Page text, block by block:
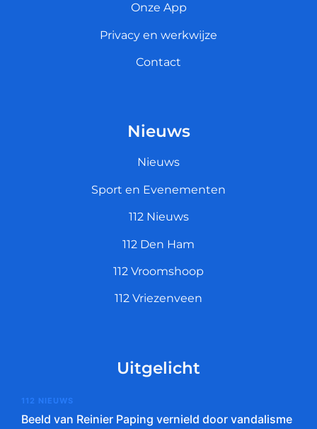
Onze App
Privacy en werkwijze
Contact
Nieuws
Nieuws
Sport en Evenementen
112 Nieuws
112 Den Ham
112 Vroomshoop
112 Vriezenveen
Uitgelicht
112 NIEUWS
Beeld van Reinier Paping vernield door vandalisme